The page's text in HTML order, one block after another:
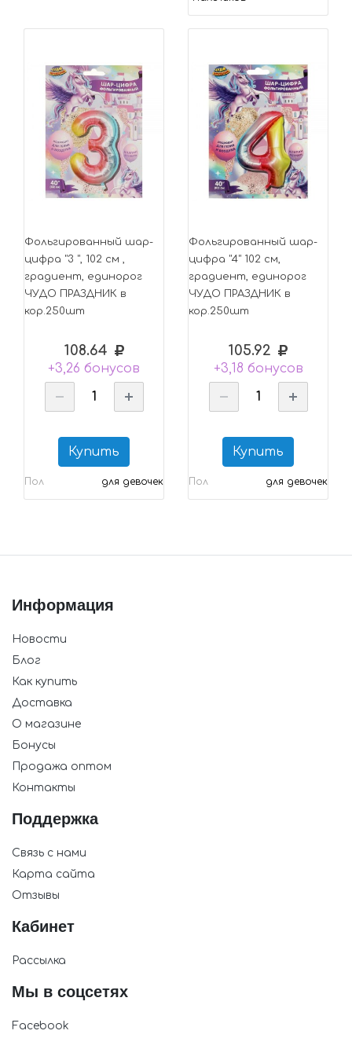
Фольгированный шар-
цифра "3 ", 102 см ,
градиент, единорог
ЧУДО ПРАЗДНИК в
кор.250шт
108.64
+3,26 бонусов
Купить
Пол для девочек
Фольгированный шар-
цифра "4" 102 см,
градиент, единорог
ЧУДО ПРАЗДНИК в
кор.250шт
105.92
+3,18 бонусов
Купить
Пол для девочек
Информация
Новости
Блог
Как купить
Доставка
О магазине
Бонусы
Продажа оптом
Контакты
Поддержка
Связь с нами
Карта сайта
Отзывы
Кабинет
Рассылка
Мы в соцсетях
Facebook